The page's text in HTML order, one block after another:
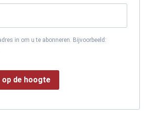
in om u te abonneren. Bijvoorbeeld:
op de hoogte